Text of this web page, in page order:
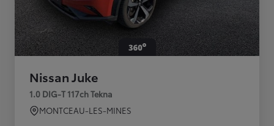
Nissan Juke
1.0 DIG-T 117ch Tekna
MONTCEAU-LES-MINES